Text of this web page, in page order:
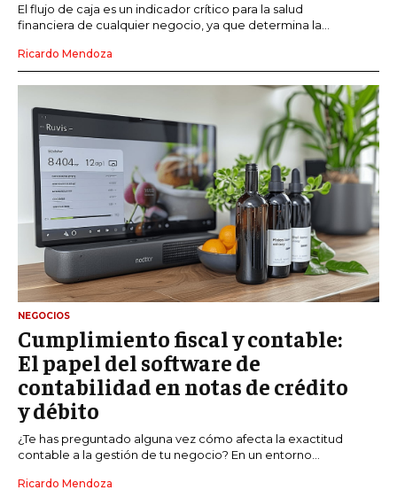
El flujo de caja es un indicador crítico para la salud
financiera de cualquier negocio, ya que determina la...
Ricardo Mendoza
NEGOCIOS
Cumplimiento fiscal y contable:
El papel del software de
contabilidad en notas de crédito
y débito
¿Te has preguntado alguna vez cómo afecta la exactitud
contable a la gestión de tu negocio? En un entorno...
Ricardo Mendoza